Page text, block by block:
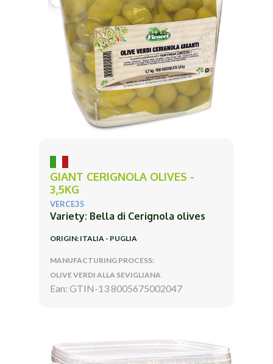
GIANT CERIGNOLA OLIVES -
3,5KG
VERCE35
Variety: Bella di Cerignola olives
ORIGIN: ITALIA - PUGLIA
MANUFACTURING PROCESS:
OLIVE VERDI ALLA SEVIGLIANA
Ean: GTIN-13 8005675002047